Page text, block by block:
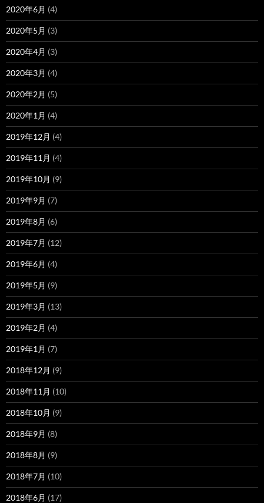
2020年6月 (4)
2020年5月 (3)
2020年4月 (3)
2020年3月 (4)
2020年2月 (5)
2020年1月 (4)
2019年12月 (4)
2019年11月 (4)
2019年10月 (9)
2019年9月 (7)
2019年8月 (6)
2019年7月 (12)
2019年6月 (4)
2019年5月 (9)
2019年3月 (13)
2019年2月 (4)
2019年1月 (7)
2018年12月 (9)
2018年11月 (10)
2018年10月 (9)
2018年9月 (8)
2018年8月 (9)
2018年7月 (10)
2018年6月 (17)